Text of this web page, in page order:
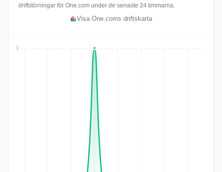
driftstörningar för One.com under de senaste 24 timmarna.
Visa One.coms driftskarta